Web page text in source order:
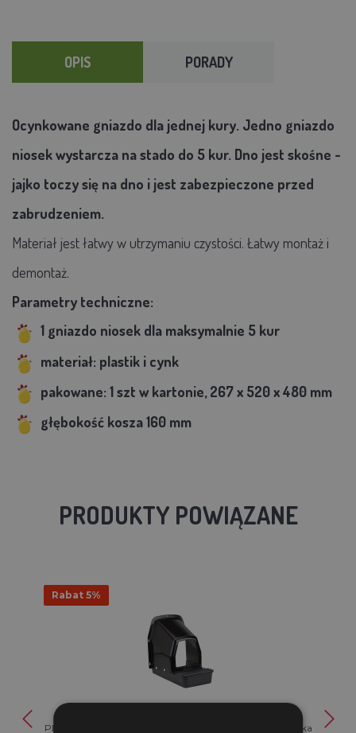
OPIS PORADY
Ocynkowane gniazdo dla jednej kury. Jedno gniazdo
niosek wystarcza na stado do 5 kur. Dno jest skośne -
jajko toczy się na dno i jest zabezpieczone przed
zabrudzeniem.
Materiał jest łatwy w utrzymaniu czystości. Łatwy montaż i
demontaż.
Parametry techniczne:
1 gniazdo niosek dla maksymalnie 5 kur
materiał: plastik i cynk
pakowane: 1 szt w kartonie, 267 x 520 x 480 mm
głębokość kosza 160 mm
PRODUKTY POWIĄZANE
Rabat 5%
Plastikowe gniazdo do układania Standard 10125 - kukułka